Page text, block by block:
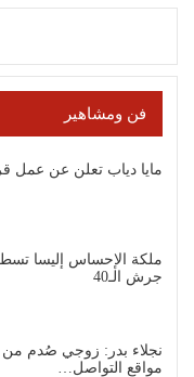
فن ومشاهير
مايا دياب تعلن عن عمل
ملكة الإحساس إليسا
جرش الـ40
نجلاء بدر: زوجي صُدم من
مواقع التواصل…